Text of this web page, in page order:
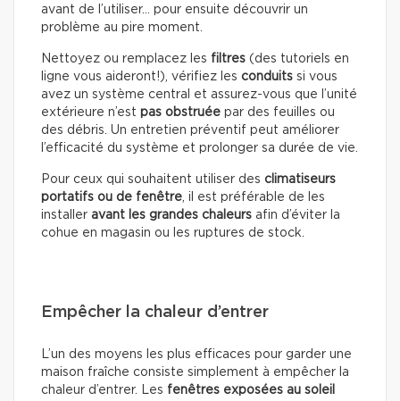
avant de l’utiliser… pour ensuite découvrir un
problème au pire moment.
Nettoyez ou remplacez les filtres (des tutoriels en
ligne vous aideront!), vérifiez les conduits si vous
avez un système central et assurez-vous que l’unité
extérieure n’est pas obstruée par des feuilles ou
des débris. Un entretien préventif peut améliorer
l’efficacité du système et prolonger sa durée de vie.
Pour ceux qui souhaitent utiliser des climatiseurs
portatifs ou de fenêtre, il est préférable de les
installer avant les grandes chaleurs afin d’éviter la
cohue en magasin ou les ruptures de stock.
Empêcher la chaleur d’entrer
L’un des moyens les plus efficaces pour garder une
maison fraîche consiste simplement à empêcher la
chaleur d’entrer. Les fenêtres exposées au soleil